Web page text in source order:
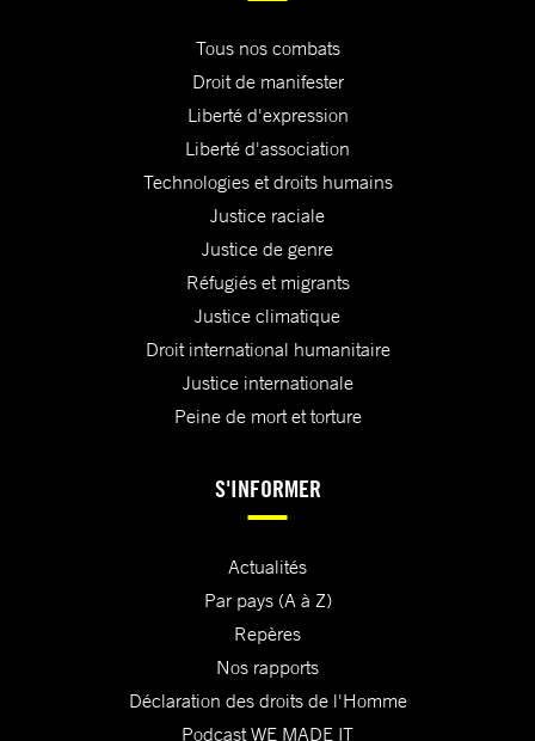
Tous nos combats
Droit de manifester
Liberté d'expression
Liberté d'association
Technologies et droits humains
Justice raciale
Justice de genre
Réfugiés et migrants
Justice climatique
Droit international humanitaire
Justice internationale
Peine de mort et torture
S'INFORMER
Actualités
Par pays (A à Z)
Repères
Nos rapports
Déclaration des droits de l'Homme
Podcast WE MADE IT